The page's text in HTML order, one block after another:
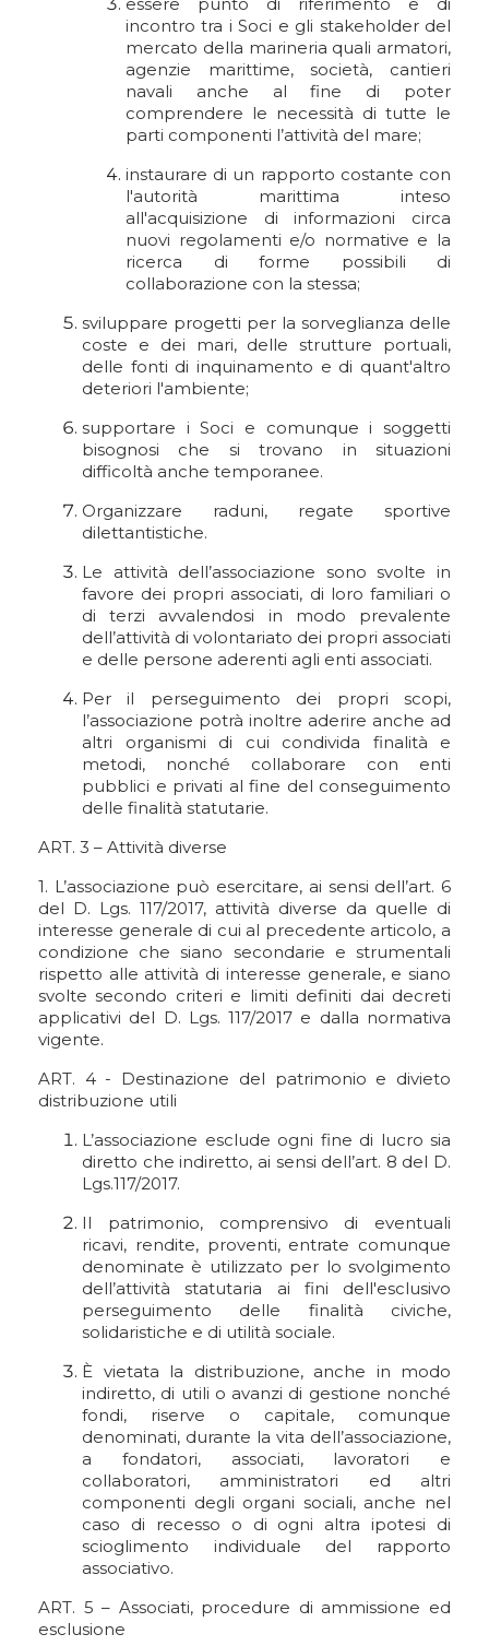
incontro tra i Soci e gli stakeholder del
mercato della marineria quali armatori,
agenzie marittime, società, cantieri
navali anche al fine di poter
comprendere le necessità di tutte le
parti componenti l’attività del mare;
instaurare di un rapporto costante con
l'autorità marittima inteso
all'acquisizione di informazioni circa
nuovi regolamenti e/o normative e la
ricerca di forme possibili di
collaborazione con la stessa;
sviluppare progetti per la sorveglianza delle
coste e dei mari, delle strutture portuali,
delle fonti di inquinamento e di quant'altro
deteriori l'ambiente;
supportare i Soci e comunque i soggetti
bisognosi che si trovano in situazioni
difficoltà anche temporanee.
Organizzare raduni, regate sportive
dilettantistiche.
Le attività dell’associazione sono svolte in
favore dei propri associati, di loro familiari o
di terzi avvalendosi in modo prevalente
dell’attività di volontariato dei propri associati
e delle persone aderenti agli enti associati.
Per il perseguimento dei propri scopi,
l’associazione potrà inoltre aderire anche ad
altri organismi di cui condivida finalità e
metodi, nonché collaborare con enti
pubblici e privati al fine del conseguimento
delle finalità statutarie.
ART. 3 – Attività diverse
1. L’associazione può esercitare, ai sensi dell’art. 6
del D. Lgs. 117/2017, attività diverse da quelle di
interesse generale di cui al precedente articolo, a
condizione che siano secondarie e strumentali
rispetto alle attività di interesse generale, e siano
svolte secondo criteri e limiti definiti dai decreti
applicativi del D. Lgs. 117/2017 e dalla normativa
vigente.
ART. 4 - Destinazione del patrimonio e divieto
distribuzione utili
L’associazione esclude ogni fine di lucro sia
diretto che indiretto, ai sensi dell’art. 8 del D.
Lgs.117/2017.
Il patrimonio, comprensivo di eventuali
ricavi, rendite, proventi, entrate comunque
denominate è utilizzato per lo svolgimento
dell’attività statutaria ai fini dell'esclusivo
perseguimento delle finalità civiche,
solidaristiche e di utilità sociale.
È vietata la distribuzione, anche in modo
indiretto, di utili o avanzi di gestione nonché
fondi, riserve o capitale, comunque
denominati, durante la vita dell’associazione,
a fondatori, associati, lavoratori e
collaboratori, amministratori ed altri
componenti degli organi sociali, anche nel
caso di recesso o di ogni altra ipotesi di
scioglimento individuale del rapporto
associativo.
ART. 5 – Associati, procedure di ammissione ed
esclusione